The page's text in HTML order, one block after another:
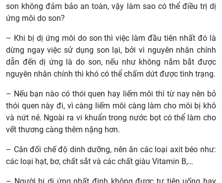
son không đảm bảo an toàn, vậy làm sao có thể điều trị dị
ứng môi do son?
– Khi bị dị ứng môi do son thì việc làm đầu tiên nhất đó là
dừng ngay việc sử dụng son lại, bởi vì nguyên nhân chính
dẫn đến dị ứng là do son, nếu như không nắm bắt được
nguyên nhân chính thì khó có thể chấm dứt được tình trạng.
– Nếu bạn nào có thói quen hay liếm môi thì từ nay nên bỏ
thói quen này đi, vì càng liếm môi càng làm cho môi bị khô
và nứt nẻ. Ngoài ra vi khuẩn trong nước bọt có thể làm cho
vết thương càng thêm nặng hơn.
– Cân đối chế độ dinh dưỡng, nên ăn các loại axit béo như:
các loại hạt, bơ, chất sắt và các chất giàu Vitamin B,…